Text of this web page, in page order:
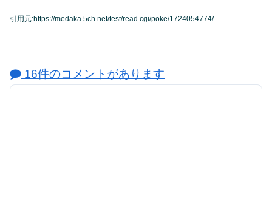
引用元:https://medaka.5ch.net/test/read.cgi/poke/1724054774/
16件のコメントがあります